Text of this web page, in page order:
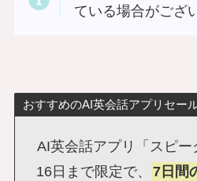
ている場合がござ
おすすめのAI英会話アプリセー
AI英会話アプリ「スピー
16日まで限定で、 7日間